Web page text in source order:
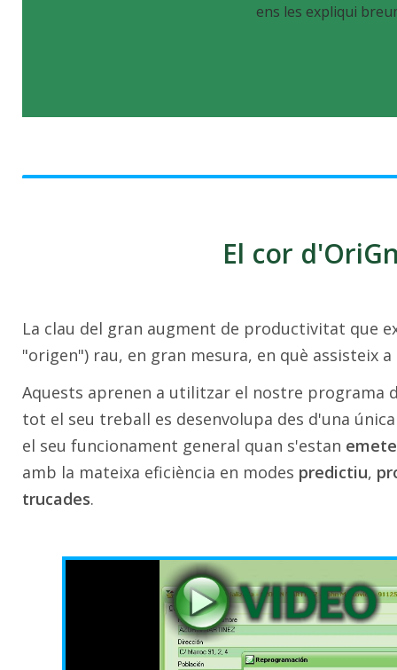
ens les expliqui
El cor
La clau del gran augment de productivitat que
"origen") rau, en gran mesura, en què assisteix
Aquests aprenen a utilitzar el nostre programa
tot el seu treball es desenvolupa des d'una
el seu funcionament general quan s'estan
amb la mateixa eficiència en modes predictiu,
trucades.